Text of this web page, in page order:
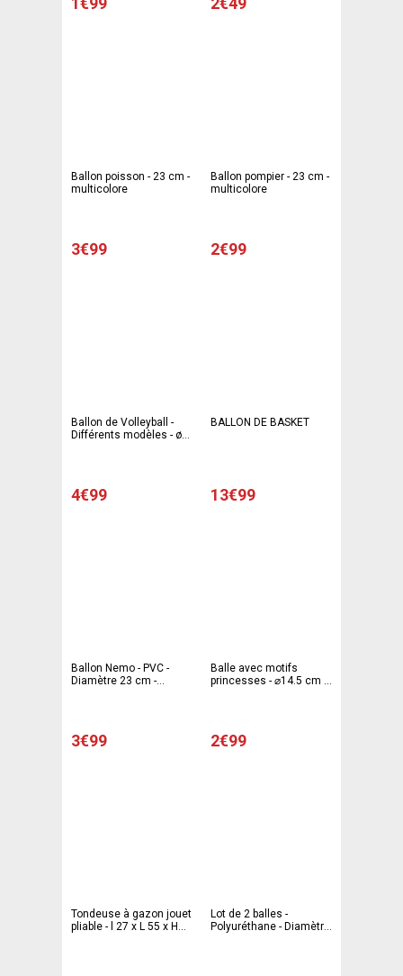
Ballon poisson - 23 cm -
multicolore
3€99
Ballon pompier - 23 cm -
multicolore
2€99
Ballon de Volleyball -
Différents modèles - ø
4€99
BALLON DE BASKET
13€99
Ballon Nemo - PVC -
Diamètre 23 cm -
3€99
Balle avec motifs
princesses - ⌀14.5 cm -
2€99
Tondeuse à gazon jouet
pliable - l 27 x L 55 x H
Lot de 2 balles -
Polyuréthane - Diamètre